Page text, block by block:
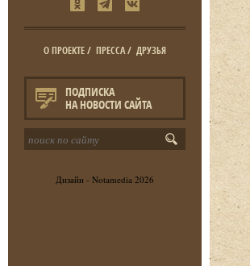
О ПРОЕКТЕ/ ПРЕССА/ ДРУЗЬЯ
ПОДПИСКА
НА НОВОСТИ САЙТА
Дизайн - Notamedia 2026